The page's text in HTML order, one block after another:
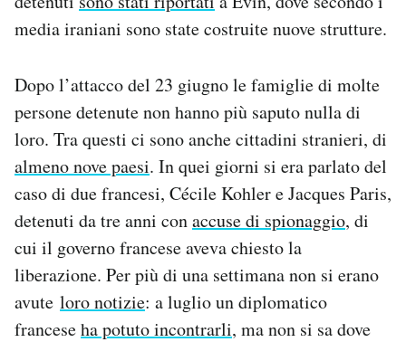
media iraniani sono state costruite nuove strutture.
Dopo l’attacco del 23 giugno le famiglie di molte
persone detenute non hanno più saputo nulla di
loro. Tra questi ci sono anche cittadini stranieri, di
almeno nove paesi. In quei giorni si era parlato del
caso di due francesi, Cécile Kohler e Jacques Paris,
detenuti da tre anni conaccuse di spionaggio, di
cui il governo francese aveva chiesto la
liberazione. Per più di una settimana non si erano
avute loro notizie: a luglio un diplomatico
franceseha potuto incontrarli, ma non si sa dove